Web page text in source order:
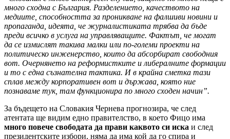
много сходна с България. Разделението, качеството на
медиите, способността за проникване на фалшиви новини и
пропаганда, идеята, че журналистиката трябва да бъде
преди всичко в услуга на управляващите. Фактът, че могат
да се измислят такива малки или по-големи проекти на
политическо инженерство, които да абсорбират свободния
вот. Очернянето на реформистките и либералните формации
и то с една съзнателна тактика. И в крайна сметка тази
сплав между корпоративен вот и държава, която ние
познаваме тук, там функционира по много сходен начин”.
За бъдещето на Словакия Чернева прогнозира, че след
атентата ще видим едно правителство, в което Фицо има
много повече свободата да прави каквото си иска и след
президентските избори, няма да има кой да го спира и